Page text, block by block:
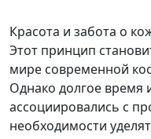
Красота и забота о
Этот принцип
мире современной
Однако долгое время
ассоциировались с
необходимости